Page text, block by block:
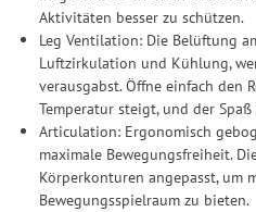
Produktempfehlungen und
Informationen zu den einzelnen
und der Speicherdauer finden
Einwilligung ist freiwillig, für die
erforderlich und gilt, bis sie
Einwilligung unter
Drittanbieter erteilen und
Aktivitäten besser zu schützen.
Leg Ventilation: Die Belüftung
Luftzirkulation und Kühlung,
verausgabst. Öffne einfach den
Temperatur steigt, und der
Articulation: Ergonomisch
maximale Bewegungsfreiheit.
Körperkonturen angepasst, um
Bewegungsspielraum zu bieten.